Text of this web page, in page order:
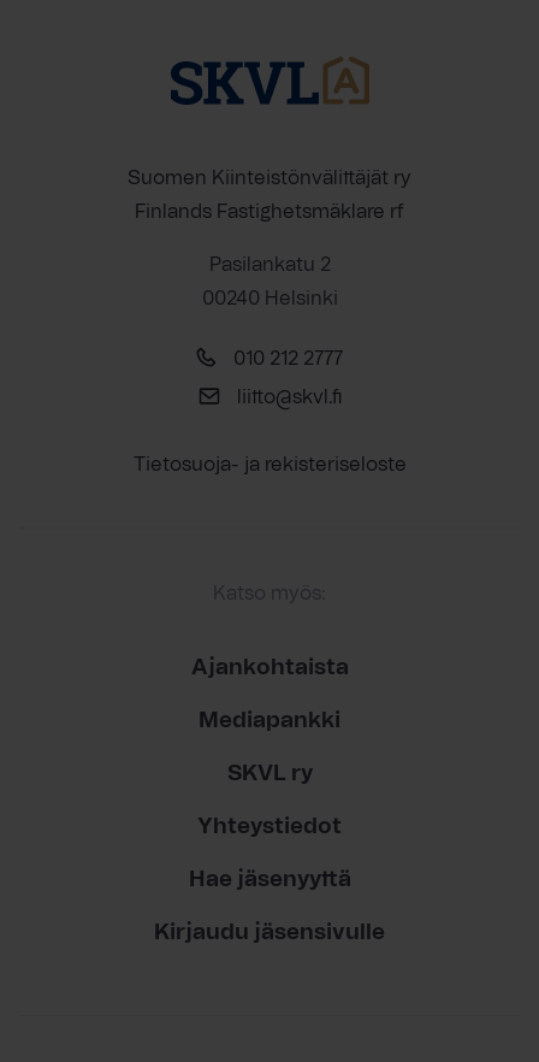
Suomen Kiinteistönvälittäjät ry
Finlands Fastighetsmäklare rf
Pasilankatu 2
00240 Helsinki
010 212 2777
liitto@skvl.fi
Tietosuoja- ja rekisteriseloste
Katso myös:
Ajankohtaista
Mediapankki
SKVL ry
Yhteystiedot
Hae jäsenyyttä
Kirjaudu jäsensivulle